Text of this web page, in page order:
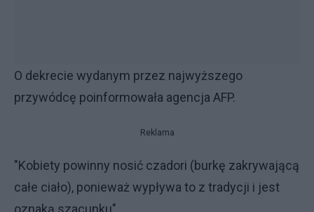
O dekrecie wydanym przez najwyższego
przywódcę poinformowała agencja AFP.
Reklama
"Kobiety powinny nosić czadori (burkę zakrywającą
całe ciało), ponieważ wypływa to z tradycji i jest
oznaką szacunku"